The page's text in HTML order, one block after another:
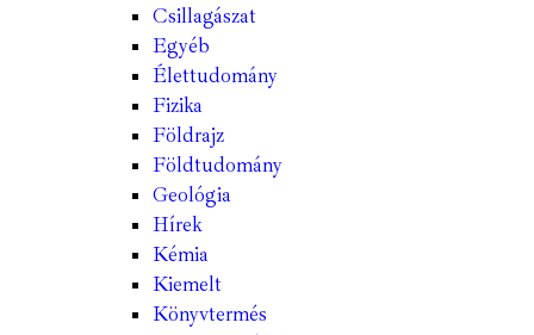
Csillagászat
Egyéb
Élettudomány
Fizika
Földrajz
Földtudomány
Geológia
Hírek
Kémia
Kiemelt
Könyvtermés